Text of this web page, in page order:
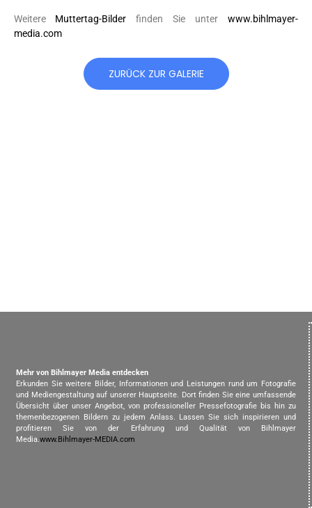
Weitere Muttertag-Bilder finden Sie unter www.bihlmayer-
media.com
ZURÜCK ZUR GALERIE
Mehr von Bihlmayer Media entdecken
Erkunden Sie weitere Bilder, Informationen und Leistungen rund um Fotografie
und Mediengestaltung auf unserer Hauptseite. Dort finden Sie eine umfassende
Übersicht über unser Angebot, von professioneller Pressefotografie bis hin zu
themenbezogenen Bildern zu jedem Anlass. Lassen Sie sich inspirieren und
profitieren Sie von der Erfahrung und Qualität von Bihlmayer
Media.www.Bihlmayer-MEDIA.com